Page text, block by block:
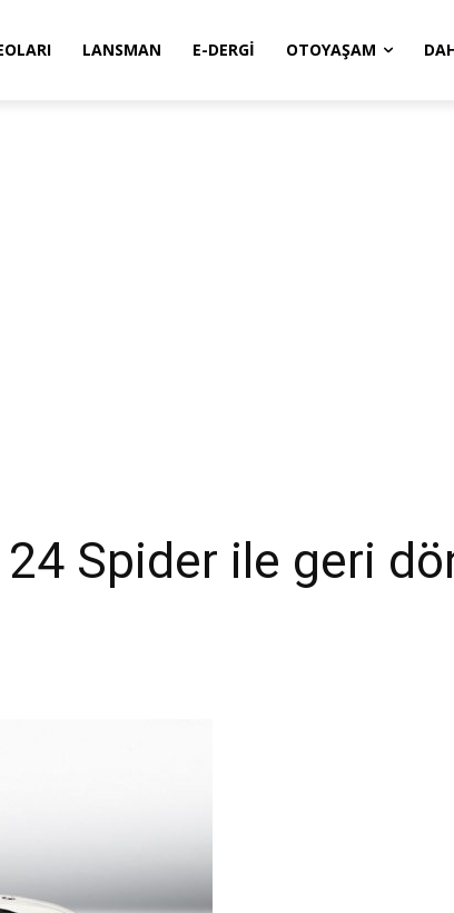
LANSMAN E-DERGI OTOYAŞAM
Spider ile geri